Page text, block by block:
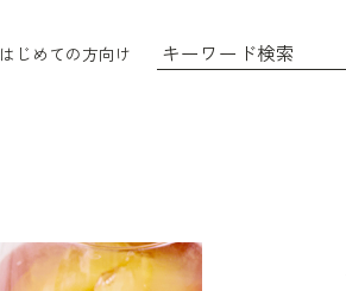
はじめての方向け